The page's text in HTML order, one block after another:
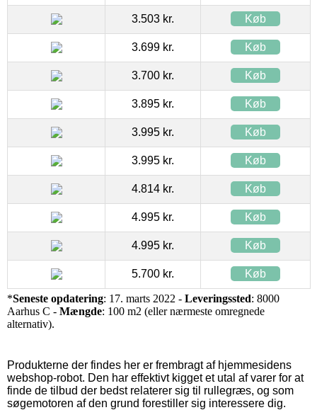
3.503 kr. Køb
3.699 kr. Køb
3.700 kr. Køb
3.895 kr. Køb
3.995 kr. Køb
3.995 kr. Køb
4.814 kr. Køb
4.995 kr. Køb
4.995 kr. Køb
5.700 kr. Køb
*Seneste opdatering: 17. marts 2022 - Leveringssted: 8000
Aarhus C - Mængde: 100 m2 (eller nærmeste omregnede
alternativ).
Produkterne der findes her er frembragt af hjemmesidens
webshop-robot. Den har effektivt kigget et utal af varer for at
finde de tilbud der bedst relaterer sig til rullegræs, og som
søgemotoren af den grund forestiller sig interessere dig.